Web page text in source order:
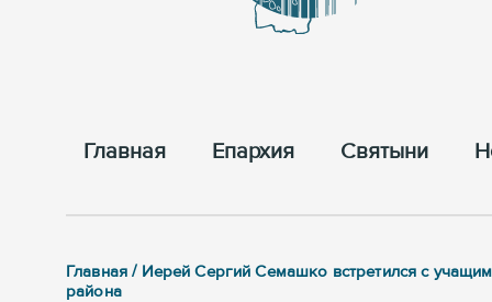
Главная Епархия Cвятыни
Главная / Иерей Сергий Семашко встретился с
района